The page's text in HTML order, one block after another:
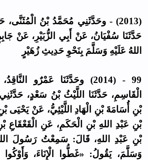
(2013) - وحَدَّثَنِي مُحَمَّدُ بْنُ الْمُثَنَّى،
حَدَّثَنَا سُفْيَانُ، عَنْ أَبِي الزُّبَيْرِ، عَنْ
اللهُ عَلَيْهِ وَسَلَّمَ بِنَحْوِ حَدِيثِ زُهَيْرٍ
99 - (2014) وحَدَّثَنَا عَمْرٌو
الْقَاسِمِ، حَدَّثَنَا اللَّيْثُ بْنُ سَعْدٍ،
بْنِ أُسَامَةَ بْنِ الْهَادِ اللَّيْثِيُّ، عَنْ يَحْيَى
بْنِ عَبْدِ اللهِ بْنِ الْحَكَمِ، عَنِ الْقَعْقَاعِ
بْنِ عَبْدِ اللهِ، قَالَ: سَمِعْتُ رَسُولَ
وَسَلَّمَ، يَقُولُ: «غَطُّوا الْإِنَاءَ،